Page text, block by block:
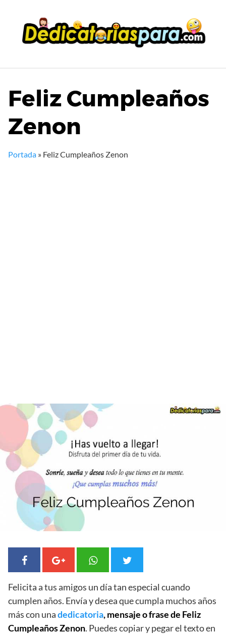
contenido
Feliz Cumpleaños
Zenon
Portada » Feliz Cumpleaños Zenon
Felicita a tus amigos un día tan especial cuando
cumplen años. Envía y desea que cumpla muchos años
más con unadedicatoria, mensaje o frase de Feliz
Cumpleaños Zenon. Puedes copiar y pegar el texto en